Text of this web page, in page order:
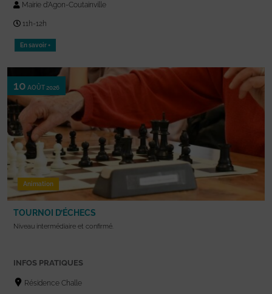
Mairie d'Agon-Coutainville
11h-12h
En savoir +
10 AOÛT 2026
Animation
TOURNOI D’ÉCHECS
Niveau intermédiaire et confirmé.
INFOS PRATIQUES
Résidence Challe